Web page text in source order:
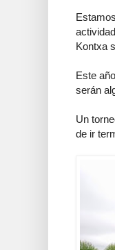
Kontxa
Este
serán
Un
de ir